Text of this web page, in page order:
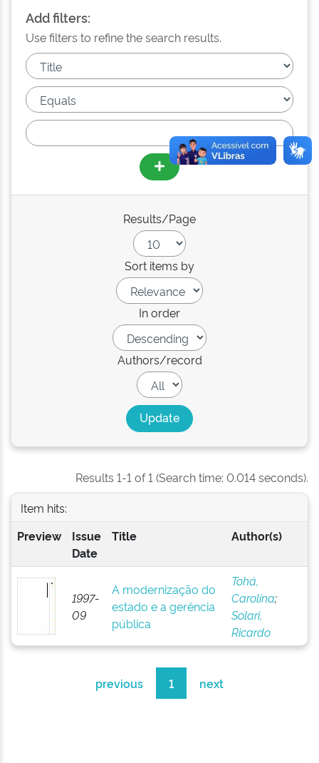
Add filters:
Use filters to refine the search results.
Results/Page
Sort items by
In order
Authors/record
Results 1-1 of 1 (Search time: 0.014 seconds).
Item hits:
Preview
Issue
Date
Title Author(s)
1997-
09
A modernização do
estado e a gerência
pública
Tohá,
Carolina;
Solari,
Ricardo
previous 1 next